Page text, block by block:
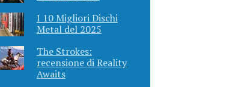
I 10 Migliori Dischi
Metal del 2025
The Strokes:
recensione di Reality
Awaits